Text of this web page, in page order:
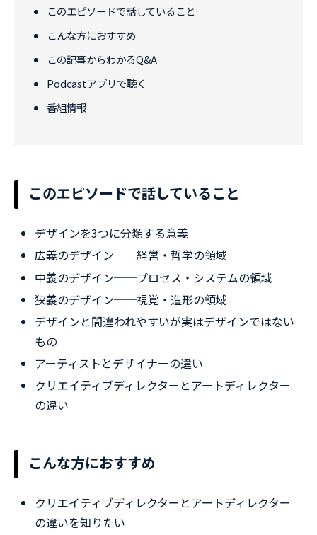
このエピソードで話していること
こんな方におすすめ
この記事からわかるQ&A
Podcastアプリで聴く
番組情報
このエピソードで話していること
デザインを3つに分類する意義
広義のデザイン──経営・哲学の領域
中義のデザイン──プロセス・システムの領域
狭義のデザイン──視覚・造形の領域
デザインと間違われやすいが実はデザインではない
もの
アーティストとデザイナーの違い
クリエイティブディレクターとアートディレクター
の違い
こんな方におすすめ
クリエイティブディレクターとアートディレクター
の違いを知りたい